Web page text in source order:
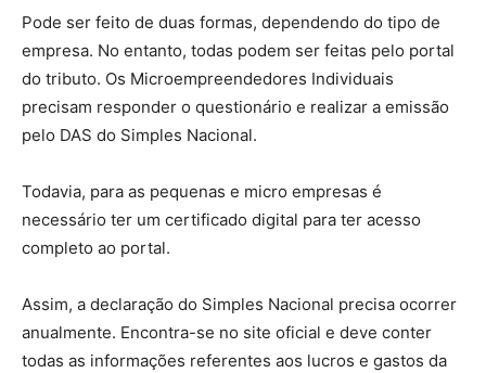
Pode ser feito de duas formas, dependendo do tipo de
empresa. No entanto, todas podem ser feitas pelo portal
do tributo. Os Microempreendedores Individuais
precisam responder o questionário e realizar a emissão
pelo DAS do Simples Nacional.
Todavia, para as pequenas e micro empresas é
necessário ter um certificado digital para ter acesso
completo ao portal.
Assim, a declaração do Simples Nacional precisa ocorrer
anualmente. Encontra-se no site oficial e deve conter
todas as informações referentes aos lucros e gastos da